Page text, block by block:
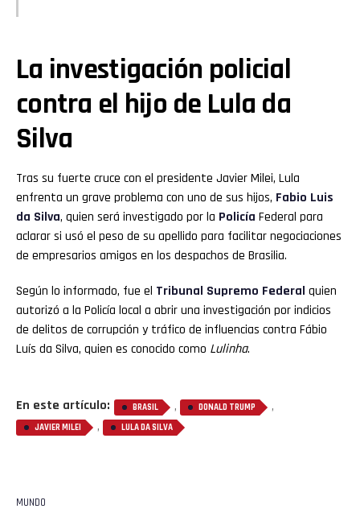
La investigación policial
contra el hijo de Lula da
Silva
Tras su fuerte cruce con el presidente Javier Milei, Lula
enfrenta un grave problema con uno de sus hijos, Fabio Luis
da Silva, quien será investigado por la Policía Federal para
aclarar si usó el peso de su apellido para facilitar negociaciones
de empresarios amigos en los despachos de Brasilia.
Según lo informado, fue el Tribunal Supremo Federal quien
autorizó a la Policía local a abrir una investigación por indicios
de delitos de corrupción y tráfico de influencias contra Fábio
Luís da Silva, quien es conocido como Lulinha.
En este artículo: BRASIL , DONALD TRUMP ,
JAVIER MILEI , LULA DA SILVA
MUNDO